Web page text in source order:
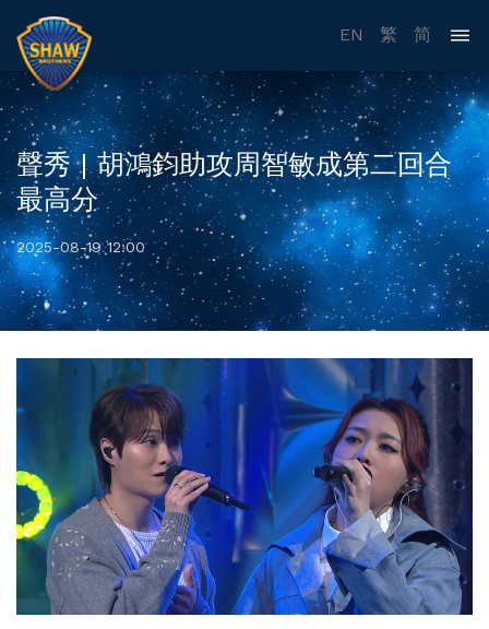
EN 繁 简
聲秀 | 胡鴻鈞助攻周智敏成第二回合
最高分
2025-08-19 12:00